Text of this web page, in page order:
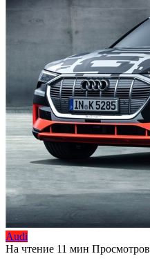
Audi
На чтение 11 мин Просмотров